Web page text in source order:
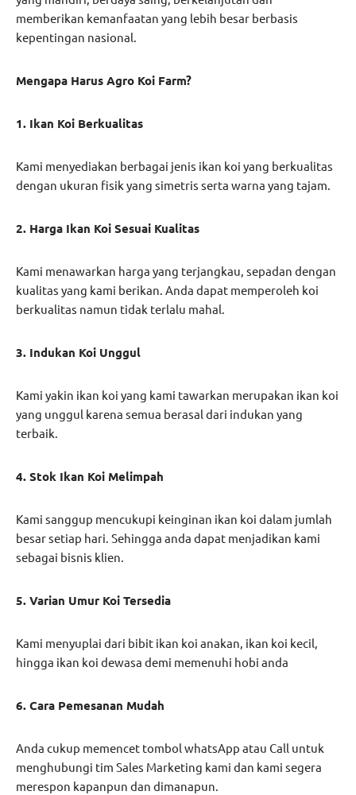
memberikan kemanfaatan yang lebih besar berbasis
kepentingan nasional.
Mengapa Harus Agro Koi Farm?
1. Ikan Koi Berkualitas
Kami menyediakan berbagai jenis ikan koi yang berkualitas
dengan ukuran fisik yang simetris serta warna yang tajam.
2. Harga Ikan Koi Sesuai Kualitas
Kami menawarkan harga yang terjangkau, sepadan dengan
kualitas yang kami berikan. Anda dapat memperoleh koi
berkualitas namun tidak terlalu mahal.
3. Indukan Koi Unggul
Kami yakin ikan koi yang kami tawarkan merupakan ikan koi
yang unggul karena semua berasal dari indukan yang
terbaik.
4. Stok Ikan Koi Melimpah
Kami sanggup mencukupi keinginan ikan koi dalam jumlah
besar setiap hari. Sehingga anda dapat menjadikan kami
sebagai bisnis klien.
5. Varian Umur Koi Tersedia
Kami menyuplai dari bibit ikan koi anakan, ikan koi kecil,
hingga ikan koi dewasa demi memenuhi hobi anda
6. Cara Pemesanan Mudah
Anda cukup memencet tombol whatsApp atau Call untuk
menghubungi tim Sales Marketing kami dan kami segera
merespon kapanpun dan dimanapun.